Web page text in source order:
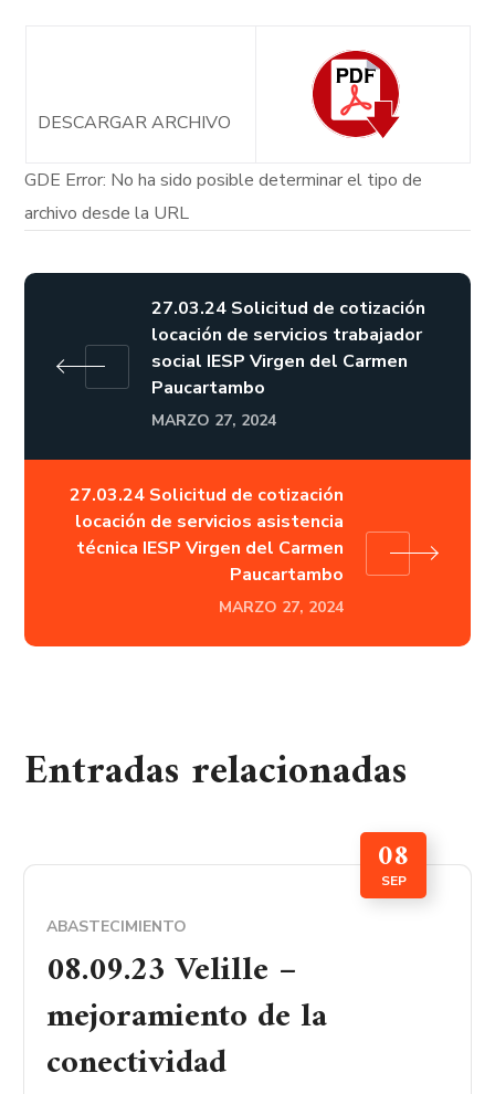
DESCARGAR ARCHIVO
GDE Error: No ha sido posible determinar el tipo de
archivo desde la URL
27.03.24 Solicitud de cotización
locación de servicios trabajador
social IESP Virgen del Carmen
Paucartambo
MARZO 27, 2024
27.03.24 Solicitud de cotización
locación de servicios asistencia
técnica IESP Virgen del Carmen
Paucartambo
MARZO 27, 2024
Entradas relacionadas
08
SEP
ABASTECIMIENTO
08.09.23 Velille –
mejoramiento de la
conectividad